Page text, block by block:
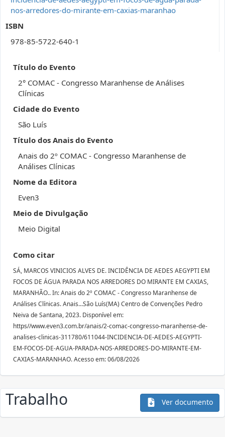
nos-arredores-do-mirante-em-caxias-maranhao
ISBN
978-85-5722-640-1
Título do Evento
2° COMAC - Congresso Maranhense de Análises
Clínicas
Cidade do Evento
São Luís
Título dos Anais do Evento
Anais do 2º COMAC - Congresso Maranhense de
Análises Clínicas
Nome da Editora
Even3
Meio de Divulgação
Meio Digital
Como citar
SÁ, MARCOS VINICIOS ALVES DE. INCIDÊNCIA DE AEDES AEGYPTI EM
FOCOS DE ÁGUA PARADA NOS ARREDORES DO MIRANTE EM CAXIAS,
MARANHÃO.. In: Anais do 2º COMAC - Congresso Maranhense de
Análises Clínicas. Anais...São Luís(MA) Centro de Convenções Pedro
Neiva de Santana, 2023. Disponível em:
https//www.even3.com.br/anais/2-comac-congresso-maranhense-de-
analises-clinicas-311780/611044-INCIDENCIA-DE-AEDES-AEGYPTI-
EM-FOCOS-DE-AGUA-PARADA-NOS-ARREDORES-DO-MIRANTE-EM-
CAXIAS-MARANHAO. Acesso em: 06/08/2026
Trabalho Ver documento